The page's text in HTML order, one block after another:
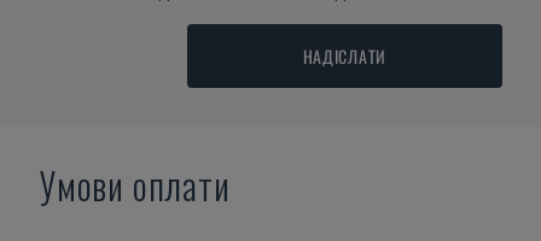
НАДІСЛАТИ
Умови оплати